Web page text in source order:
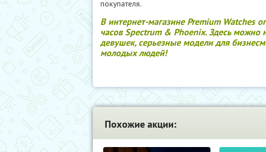
покупателя.
В интернет-магазине Premium Watches
часов Spectrum & Phoenix. Здесь можно
девушек, серьезные модели для
молодых людей!
Похожие акции: